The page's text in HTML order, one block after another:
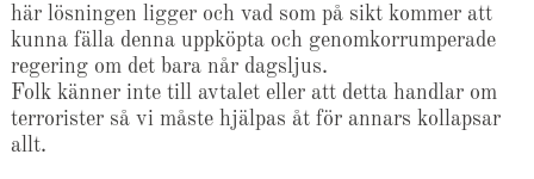
här lösningen ligger och vad som på sikt kommer att
kunna fälla denna uppköpta och genomkorrumperade
regering om det bara når dagsljus.
Folk känner inte till avtalet eller att detta handlar om
terrorister så vi måste hjälpas åt för annars kollapsar
allt.